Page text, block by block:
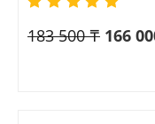
183 500 ₸ 166